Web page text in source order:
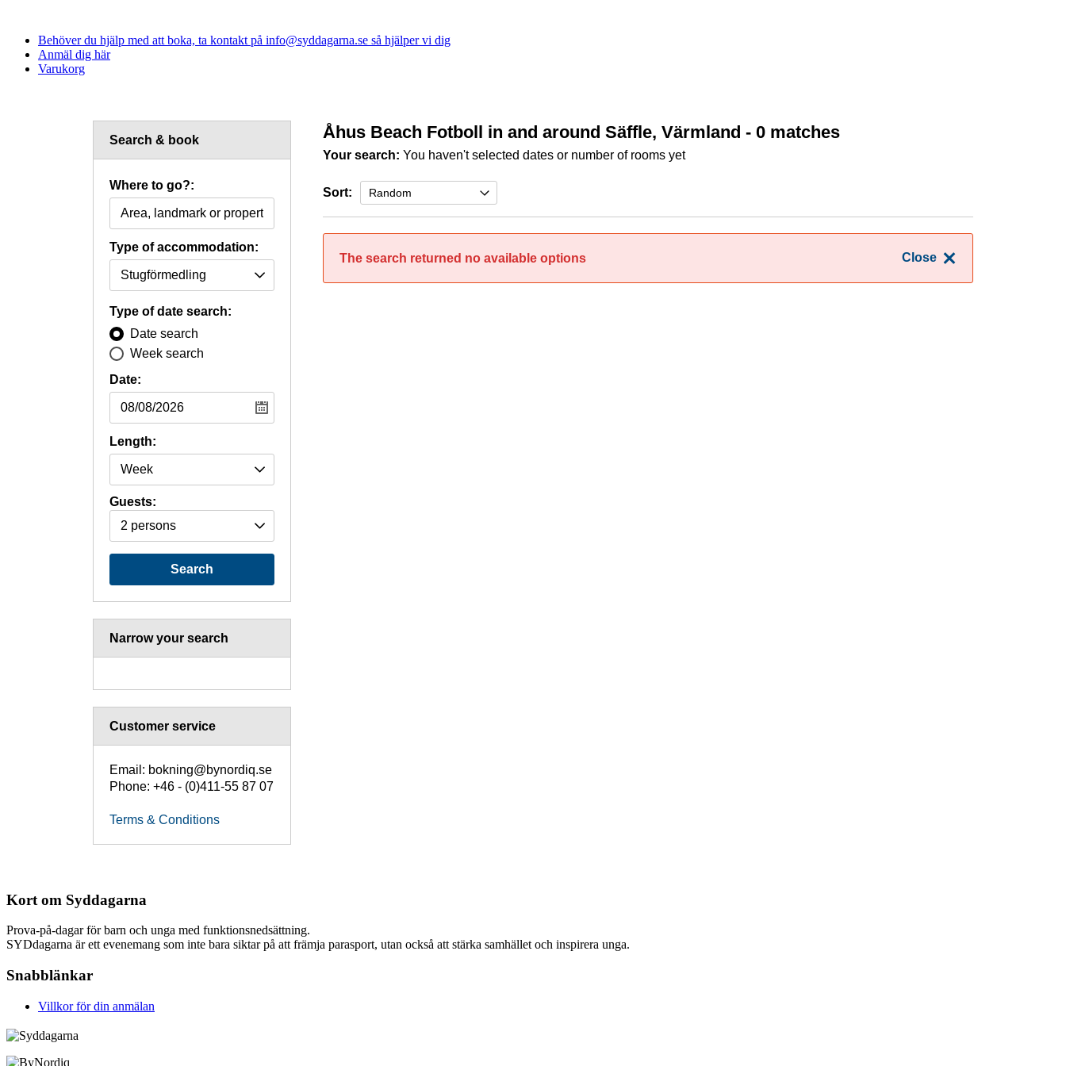
Behöver du hjälp med att boka, ta kontakt på info@syddagarna.se så hjälper vi dig
Anmäl dig här
Varukorg
Åhus Beach Fotboll in and around Säffle, Värmland - 0 matches
Your search: You haven't selected dates or number of rooms yet
Sort:
Close
The search returned no available options
Search & book
Where to go?:
Type of accommodation:
Type of date search:
Date search
Week search
Date:
Length:
Guests:
2 persons
Search
Narrow your search
Customer service
Email: bokning@bynordiq.se
Phone: +46 - (0)411-55 87 07
Terms & Conditions
Kort om Syddagarna
Prova-på-dagar för barn och unga med funktionsnedsättning.
SYDdagarna är ett evenemang som inte bara siktar på att främja parasport, utan också att stärka samhället och inspirera unga.
Snabblänkar
Villkor för din anmälan